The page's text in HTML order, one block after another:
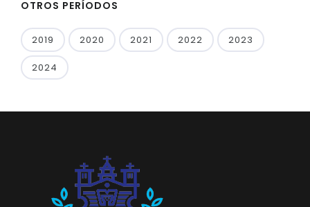
OTROS PERÍODOS
2019 2020 2021 2022 2023
2024